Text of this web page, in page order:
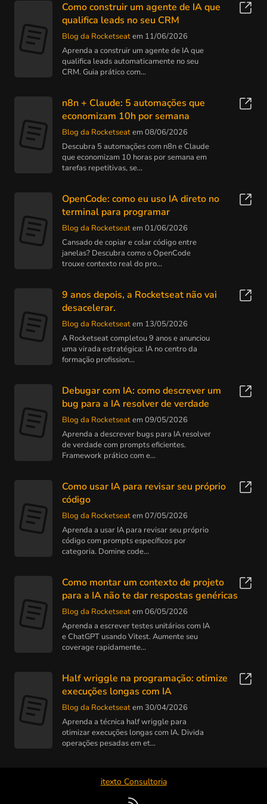
Como construir um agente de IA que
qualifica leads no seu CRM
Blog da Rocketseatem 11/06/2026
Aprenda a construir um agente de IA que
qualifica leads automaticamente no seu
CRM. Guia prático com...
n8n + Claude: 5 automações que
economizam 10h por semana
Blog da Rocketseatem 08/06/2026
Descubra 5 automações com n8n e Claude
que economizam 10 horas por semana em
tarefas repetitivas, se...
OpenCode: como eu uso IA direto no
terminal para programar
Blog da Rocketseatem 01/06/2026
Cansado de copiar e colar código entre
janelas? Descubra como o OpenCode
trouxe contexto real do pro...
9 anos depois, a Rocketseat não vai
desacelerar.
Blog da Rocketseatem 13/05/2026
A Rocketseat completou 9 anos e anunciou
uma virada estratégica: IA no centro da
formação profission...
Debugar com IA: como descrever um
bug para a IA resolver de verdade
Blog da Rocketseatem 09/05/2026
Aprenda a descrever bugs para IA resolver
de verdade com prompts eficientes.
Framework prático com e...
Como usar IA para revisar seu próprio
código
Blog da Rocketseatem 07/05/2026
Aprenda a usar IA para revisar seu próprio
código com prompts específicos por
categoria. Domine code...
Como montar um contexto de projeto
para a IA não te dar respostas genéricas
Blog da Rocketseatem 06/05/2026
Aprenda a escrever testes unitários com IA
e ChatGPT usando Vitest. Aumente seu
coverage rapidamente...
Half wriggle na programação: otimize
execuções longas com IA
Blog da Rocketseatem 30/04/2026
Aprenda a técnica half wriggle para
otimizar execuções longas com IA. Divida
operações pesadas em et...
itexto Consultoria